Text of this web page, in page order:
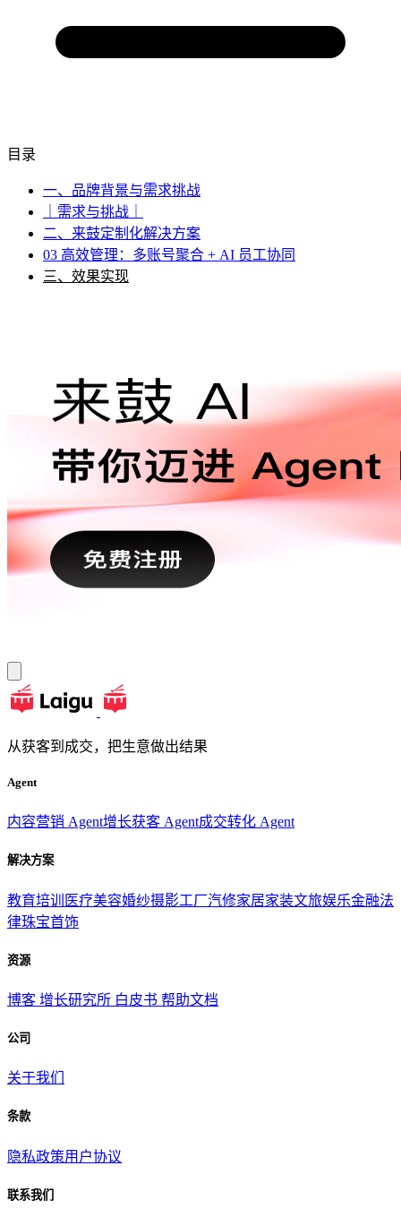
目录
一、品牌背景与需求挑战
｜需求与挑战｜
二、来鼓定制化解决方案
03 高效管理：多账号聚合 + AI 员工协同
三、效果实现
从获客到成交，把生意做出结果
Agent
内容营销 Agent增长获客 Agent成交转化 Agent
解决方案
教育培训 医疗美容婚纱摄影工厂汽修家居家装文旅娱乐金融法
律珠宝首饰
资源
博客 增长研究所 白皮书 帮助文档
公司
关于我们
条款
隐私政策用户协议
联系我们